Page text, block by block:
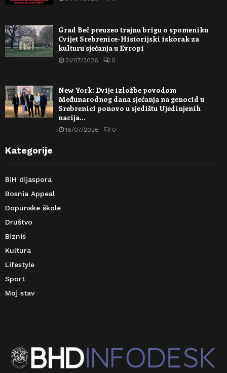
Grad Beč preuzeo trajnu brigu o spomeniku
Cvijet Srebrenice-Historijski iskorak za
kulturu sjećanja u Evropi
31/07/2026 0
New York: Dvije izložbe povodom
Međunarodnog dana sjećanja na genocid u
Srebrenici ponovo u sjedištu Ujedinjenih
nacija…
18/07/2026 0
Kategorije
BiH dijaspora
Bosnia Appeal
Dopunske škole
Društvo
Biznis
Kultura
Lifestyle
Sport
Moj stav